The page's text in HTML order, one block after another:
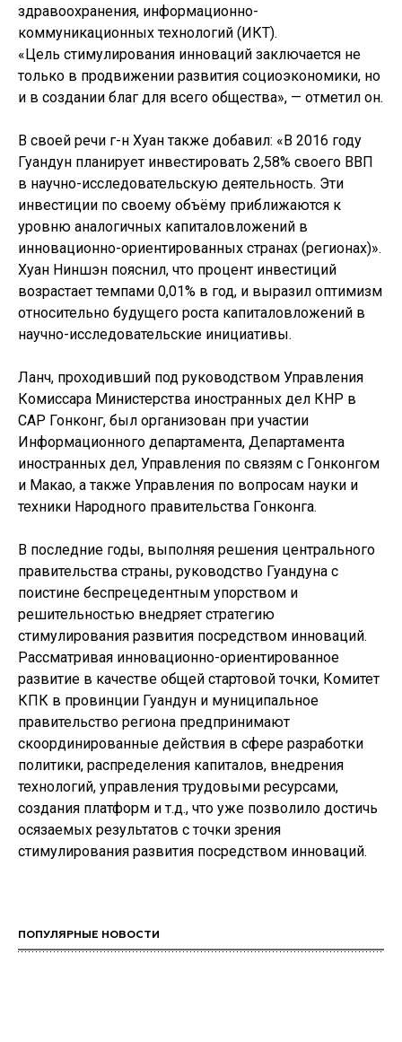
здравоохранения, информационно-
коммуникационных технологий (ИКТ).
«Цель стимулирования инноваций заключается не
только в продвижении развития социоэкономики, но
и в создании благ для всего общества», — отметил он.
В своей речи г-н Хуан также добавил: «В 2016 году
Гуандун планирует инвестировать 2,58% своего ВВП
в научно-исследовательскую деятельность. Эти
инвестиции по своему объёму приближаются к
уровню аналогичных капиталовложений в
инновационно-ориентированных странах (регионах)».
Хуан Ниншэн пояснил, что процент инвестиций
возрастает темпами 0,01% в год, и выразил оптимизм
относительно будущего роста капиталовложений в
научно-исследовательские инициативы.
Ланч, проходивший под руководством Управления
Комиссара Министерства иностранных дел КНР в
САР Гонконг, был организован при участии
Информационного департамента, Департамента
иностранных дел, Управления по связям с Гонконгом
и Макао, а также Управления по вопросам науки и
техники Народного правительства Гонконга.
В последние годы, выполняя решения центрального
правительства страны, руководство Гуандуна с
поистине беспрецедентным упорством и
решительностью внедряет стратегию
стимулирования развития посредством инноваций.
Рассматривая инновационно-ориентированное
развитие в качестве общей стартовой точки, Комитет
КПК в провинции Гуандун и муниципальное
правительство региона предпринимают
скоординированные действия в сфере разработки
политики, распределения капиталов, внедрения
технологий, управления трудовыми ресурсами,
создания платформ и т.д., что уже позволило достичь
осязаемых результатов с точки зрения
стимулирования развития посредством инноваций.
ПОПУЛЯРНЫЕ НОВОСТИ